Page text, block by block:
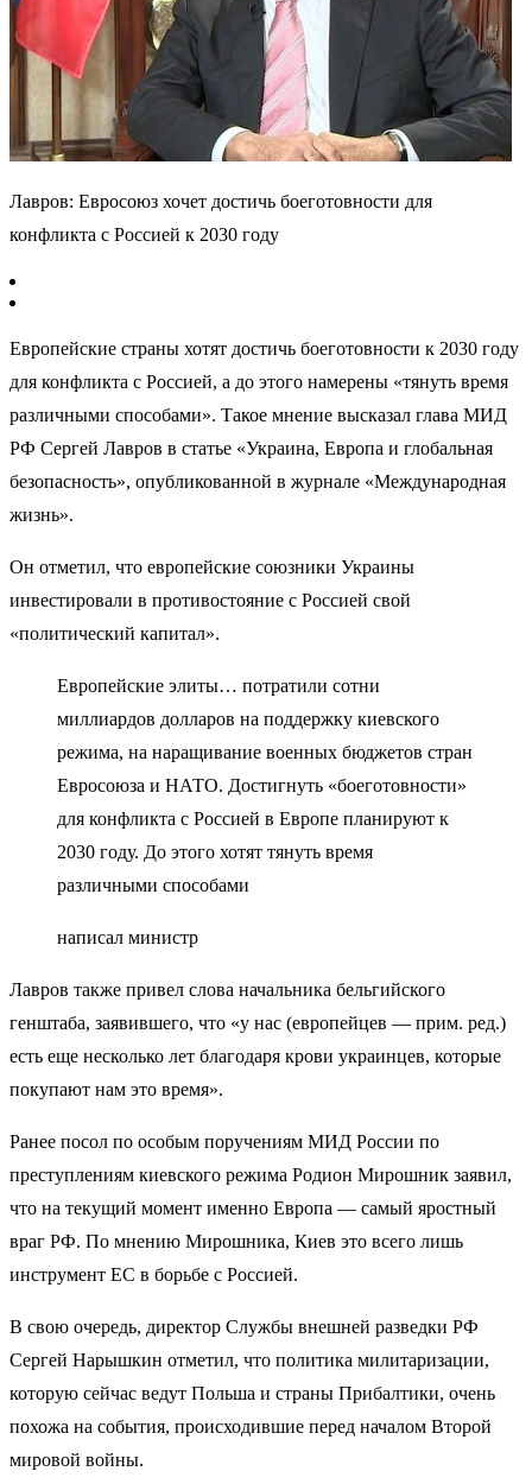
Лавров: Евросоюз хочет достичь боеготовности для
конфликта с Россией к 2030 году
Европейские страны хотят достичь боеготовности к 2030 году
для конфликта с Россией, а до этого намерены «тянуть время
различными способами». Такое мнение высказал глава МИД
РФ Сергей Лавров в статье «Украина, Европа и глобальная
безопасность», опубликованной в журнале «Международная
жизнь»​​​.
Он отметил, что европейские союзники Украины
инвестировали в противостояние с Россией свой
«политический капитал».
Европейские элиты… потратили сотни
миллиардов долларов на поддержку киевского
режима, на наращивание военных бюджетов стран
Евросоюза и НАТО. Достигнуть «боеготовности»
для конфликта с Россией в Европе планируют к
2030 году. До этого хотят тянуть время
различными способами
написал министр
Лавров также привел слова начальника бельгийского
генштаба, заявившего, что «у нас (европейцев — прим. ред.)
есть еще несколько лет благодаря крови украинцев, которые
покупают нам это время».
Ранее посол по особым поручениям МИД России по
преступлениям киевского режима Родион Мирошник заявил,
что на текущий момент именно Европа — самый яростный
враг РФ. По мнению Мирошника, Киев это всего лишь
инструмент ЕС в борьбе с Россией.
В свою очередь, директор Службы внешней разведки РФ
Сергей Нарышкин отметил, что политика милитаризации,
которую сейчас ведут Польша и страны Прибалтики, очень
похожа на события, происходившие перед началом Второй
мировой войны.